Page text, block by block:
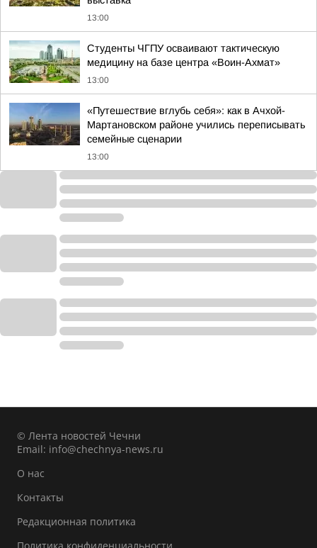
13:00
Студенты ЧГПУ осваивают тактическую
медицину на базе центра «Воин-Ахмат»
13:00
«Путешествие вглубь себя»: как в Ачхой-
Мартановском районе учились переписывать
семейные сценарии
13:00
© Лента новостей Чечни
Email: info@chechnya-news.ru
О нас
Контакты
Редакционная политика